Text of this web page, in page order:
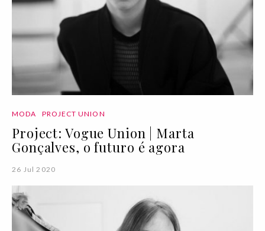
MODA PROJECT UNION
Project: Vogue Union | Marta
Gonçalves, o futuro é agora
26 Jul 2020